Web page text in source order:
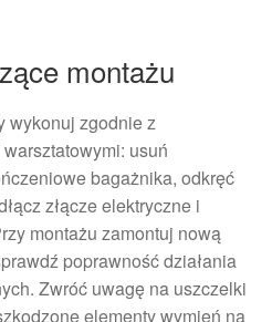
montażu
wykonuj zgodnie z
usuń
bagażnika, odkręć
złącze elektryczne i
montażu zamontuj nową
poprawność działania
Zwróć uwagę na uszczelki
elementy wymień na